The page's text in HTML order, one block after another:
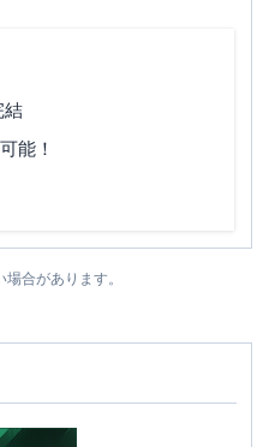
結
能！
合があります。